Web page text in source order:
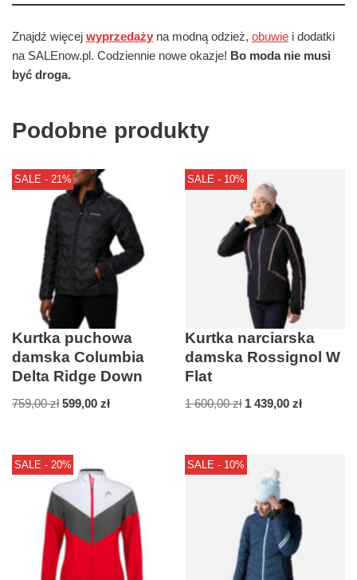
Znajdź więcej wyprzedaży na modną odzież, obuwie i dodatki
na SALEnow.pl. Codziennie nowe okazje! Bo moda nie musi
być droga.
Podobne produkty
SALE - 21%
Kurtka puchowa
damska Columbia
Delta Ridge Down
759,00zł 599,00 zł
SALE - 10%
Kurtka narciarska
damska Rossignol W
Flat
1 600,00zł 1 439,00zł
SALE - 20% SALE - 10%